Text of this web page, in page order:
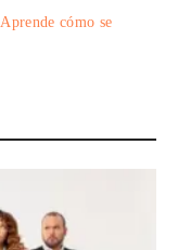
Aprende cómo se